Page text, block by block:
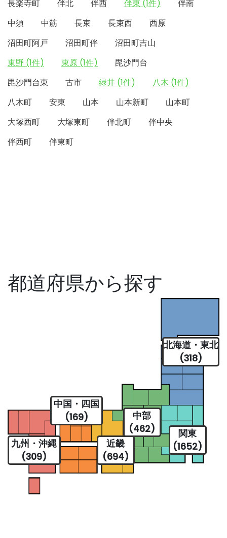
長楽寺町 伴北 伴西 伴東 (1件)
伴南
中須
中筋 長束 長束西
西原
沼田町阿戸
沼田町伴
沼田町吉山
東野 (1件)
東原 (1件)
毘沙門台
毘沙門台東
古市 緑井 (1件)
八木 (1件)
八木町
安東 山本 山本新町
山本町
大塚西町
大塚東町 伴北町
伴中央
伴西町
伴東町
都道府県から探す
北海道・東北
(318)
関東
(1652)
中部
(462)
近畿
(694)
中国・四国
(169)
九州・沖縄
(309)